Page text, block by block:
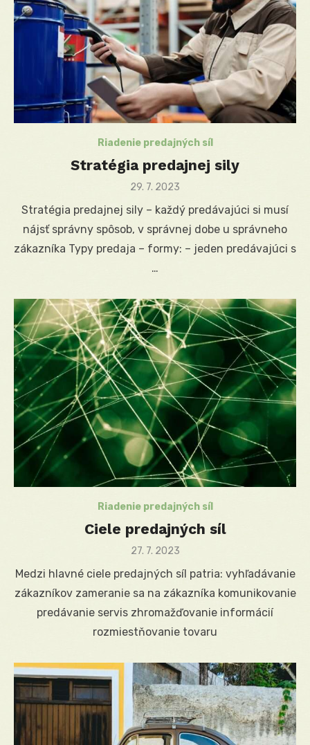
Riadenie predajných síl
Stratégia predajnej sily
Posted
29. 7. 2023
Stratégia predajnej sily – každý predávajúci si musí
nájsť správny spôsob, v správnej dobe u správneho
zákazníka Typy predaja – formy: – jeden predávajúci s
…
Riadenie predajných síl
Ciele predajných síl
Posted
27. 7. 2023
Medzi hlavné ciele predajných síl patria: vyhľadávanie
zákazníkov zameranie sa na zákazníka komunikovanie
predávanie servis zhromažďovanie informácií
rozmiestňovanie tovaru